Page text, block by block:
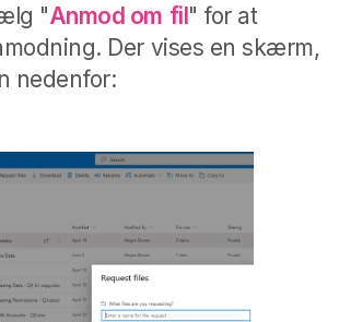
"Anmod om fil" for at
Der vises en skærm,
nedenfor: